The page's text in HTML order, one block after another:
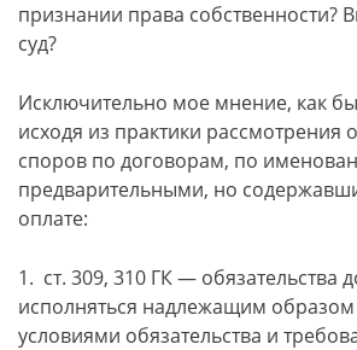
признании права собственности?
суд?
Исключительно мое мнение, как
исходя из практики
споров по договорам, по
предварительными, но
оплате:
1. ст. 309, 310 ГК — обязательства
исполняться надлежащим образом
условиями обязательства и